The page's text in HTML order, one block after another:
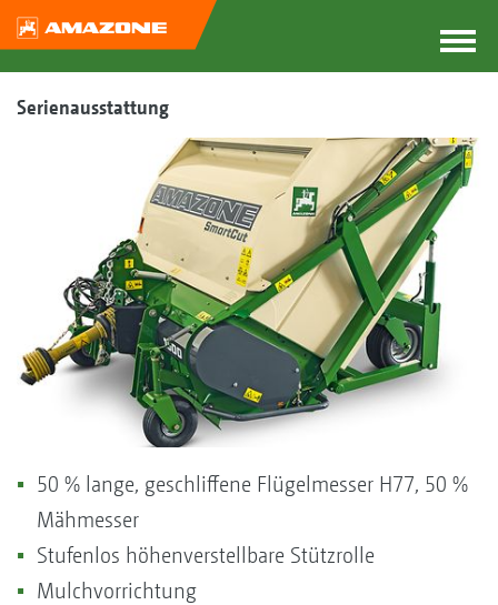
Serienausstattung
50 % lange, geschliffene Flügelmesser H77, 50 %
Mähmesser
Stufenlos höhenverstellbare Stützrolle
Mulchvorrichtung